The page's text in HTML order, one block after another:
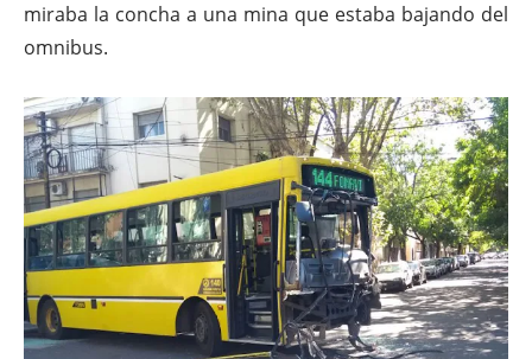
miraba la concha a una mina que estaba bajando del
omnibus.